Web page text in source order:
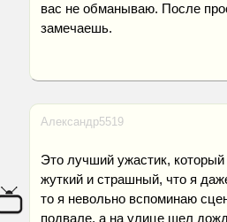
вас не обманываю. После
замечаешь.
Александр5519
Это лучший ужастик,
жуткий и страшный, что я
то я невольно вспоминаю
подвале, а на улице шел